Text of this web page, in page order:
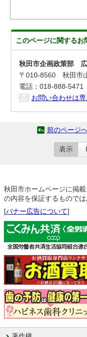
このページに関するお
秋田市企画政策部
〒010-8560 秋田市
電話：018-888-
お問い合わせは
前のページ
表示
秋田市ホームページに掲
の内容を保証するものでは
[バナー広告について]